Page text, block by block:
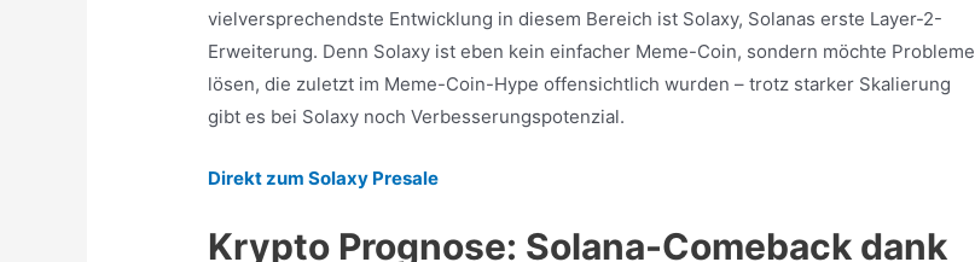
vielversprechendste Entwicklung in diesem Bereich ist Solaxy, Solanas erste Layer-2-
Erweiterung. Denn Solaxy ist eben kein einfacher Meme-Coin, sondern möchte Probleme
lösen, die zuletzt im Meme-Coin-Hype offensichtlich wurden – trotz starker Skalierung
gibt es bei Solaxy noch Verbesserungspotenzial.
Direkt zum Solaxy Presale
Krypto Prognose: Solana-Comeback dank